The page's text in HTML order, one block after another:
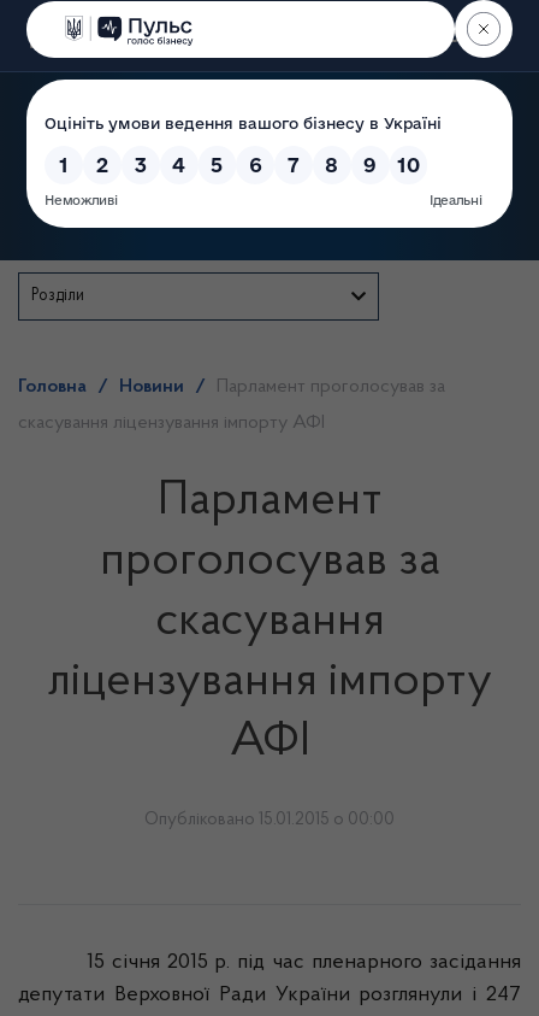
Пошук
Розділи
Головна / Новини /
Парламент проголосував за
скасування ліцензування імпорту АФІ
Парламент
проголосував за
скасування
ліцензування імпорту
АФІ
Опубліковано 15.01.2015 о 00:00
15 січня 2015 р. під час пленарного засідання
депутати ВерховноїРади України розглянули і 247